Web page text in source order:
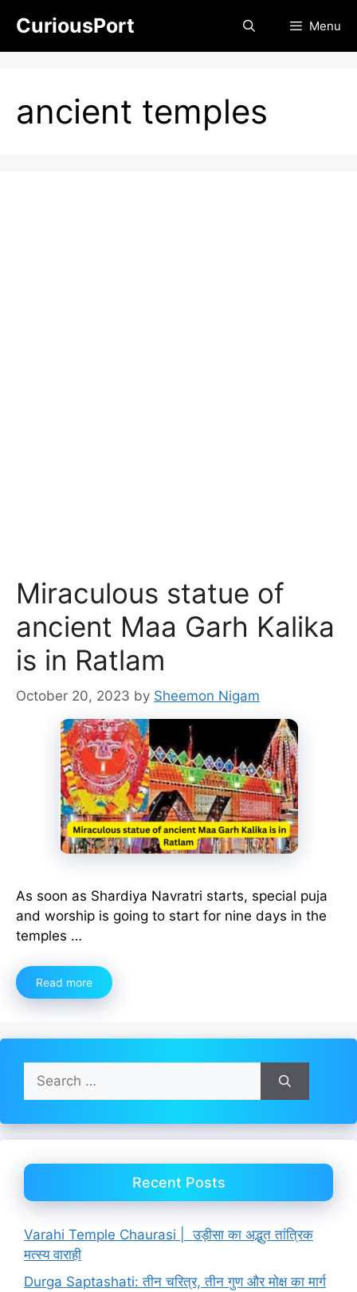
content
CuriousPort Menu
ancient temples
Miraculous statue of
ancient Maa Garh Kalika
is in Ratlam
October 20, 2023 by Sheemon Nigam
As soon as Shardiya Navratri starts, special puja
and worship is going to start for nine days in the
temples …
Read more
Search
for:
Recent Posts
Varahi Temple Chaurasi | उड़ीसा का अद्भुत तांत्रिक
मत्स्य वाराही
Durga Saptashati: तीन चरित्र, तीन गुण और मोक्ष का मार्ग